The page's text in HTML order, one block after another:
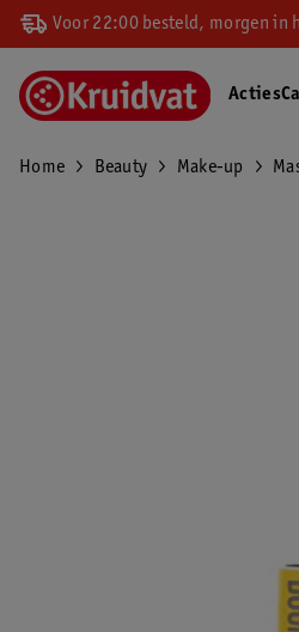
Voor 22:00 besteld, morgen in
Acties
Home Beauty Make-up